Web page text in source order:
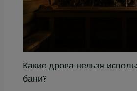
Какие дрова нельзя
бани?